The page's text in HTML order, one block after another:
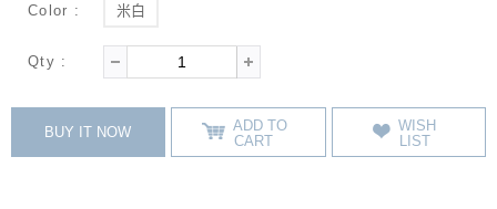
Color : 米白
Qty :
BUY IT NOW
ADD TO
CART
WISH
LIST